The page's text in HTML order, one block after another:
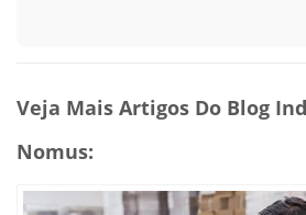
Veja Mais Artigos Do Blog
Nomus: